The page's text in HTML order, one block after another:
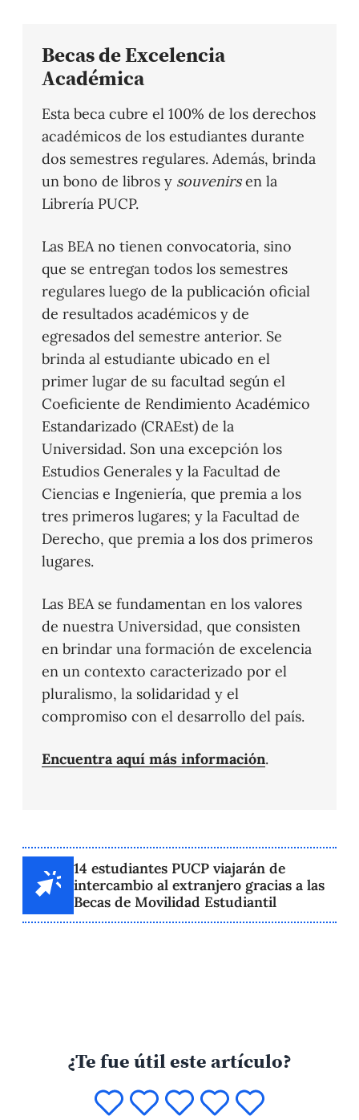
Becas de Excelencia
Académica
Esta beca cubre el 100% de los derechos
académicos de los estudiantes durante
dos semestres regulares. Además, brinda
un bono de libros y souvenirsen la
Librería PUCP.
Las BEA no tienen convocatoria, sino
que se entregan todos los semestres
regulares luego de la publicación oficial
de resultados académicos y de
egresados del semestre anterior. Se
brinda al estudiante ubicado en el
primer lugar de su facultad según el
Coeficiente de Rendimiento Académico
Estandarizado (CRAEst) de la
Universidad. Son una excepción los
Estudios Generales y la Facultad de
Ciencias e Ingeniería, que premia a los
tres primeros lugares; y la Facultad de
Derecho, que premia a los dos primeros
lugares.
Las BEA se fundamentan en los valores
de nuestra Universidad, que consisten
en brindar una formación de excelencia
en un contexto caracterizado por el
pluralismo, la solidaridad y el
compromiso con el desarrollo del país.
Encuentra aquí más información.
14 estudiantes PUCP viajarán de
intercambio al extranjero gracias a las
Becas de Movilidad Estudiantil
¿Te fue útil este artículo?